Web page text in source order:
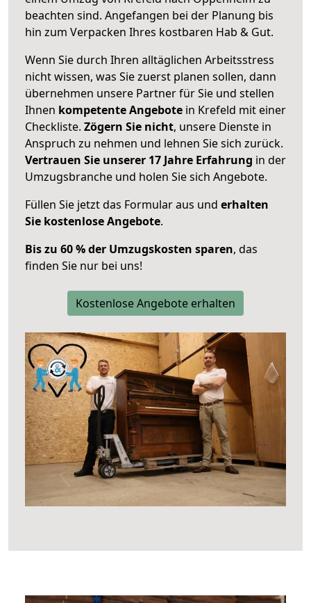
beachten sind. Angefangen bei der Planung bis
hin zum Verpacken Ihres kostbaren Hab & Gut.
Wenn Sie durch Ihren alltäglichen Arbeitsstress
nicht wissen, was Sie zuerst planen sollen, dann
übernehmen unsere Partner für Sie und stellen
Ihnen kompetente Angebote in Krefeld mit einer
Checkliste. Zögern Sie nicht, unsere Dienste in
Anspruch zu nehmen und lehnen Sie sich zurück.
Vertrauen Sie unserer 17 Jahre Erfahrung in der
Umzugsbranche und holen Sie sich Angebote.
Füllen Sie jetzt das Formular aus und erhalten
Sie kostenlose Angebote.
Bis zu 60 % der Umzugskosten sparen, das
finden Sie nur bei uns!
Kostenlose Angebote erhalten